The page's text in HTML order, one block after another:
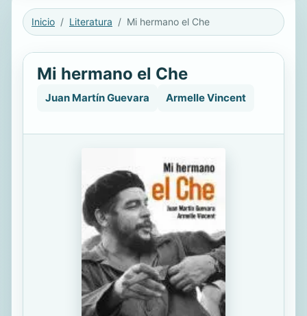
Inicio Literatura Mi hermano el Che
Mi hermano el Che
Juan Martín Guevara Armelle Vincent